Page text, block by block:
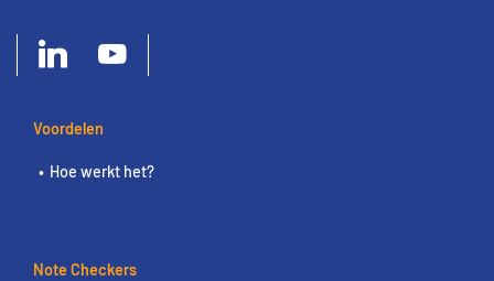
Voordelen
Hoe werkt het?
Note Checkers